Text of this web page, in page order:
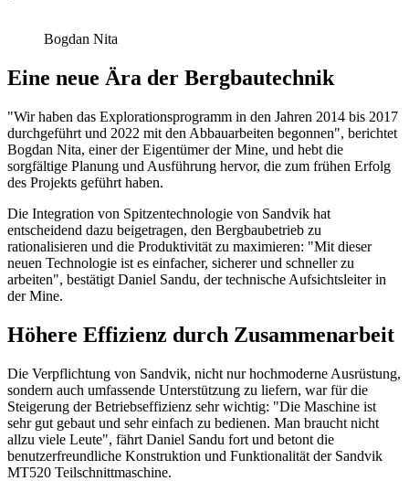
Bogdan Nita
Eine neue Ära der Bergbautechnik
"Wir haben das Explorationsprogramm in den Jahren 2014 bis 2017
durchgeführt und 2022 mit den Abbauarbeiten begonnen", berichtet
Bogdan Nita, einer der Eigentümer der Mine, und hebt die
sorgfältige Planung und Ausführung hervor, die zum frühen Erfolg
des Projekts geführt haben.
Die Integration von Spitzentechnologie von Sandvik hat
entscheidend dazu beigetragen, den Bergbaubetrieb zu
rationalisieren und die Produktivität zu maximieren: "Mit dieser
neuen Technologie ist es einfacher, sicherer und schneller zu
arbeiten", bestätigt Daniel Sandu, der technische Aufsichtsleiter in
der Mine.
Höhere Effizienz durch Zusammenarbeit
Die Verpflichtung von Sandvik, nicht nur hochmoderne Ausrüstung,
sondern auch umfassende Unterstützung zu liefern, war für die
Steigerung der Betriebseffizienz sehr wichtig: "Die Maschine ist
sehr gut gebaut und sehr einfach zu bedienen. Man braucht nicht
allzu viele Leute", fährt Daniel Sandu fort und betont die
benutzerfreundliche Konstruktion und Funktionalität der Sandvik
MT520 Teilschnittmaschine.